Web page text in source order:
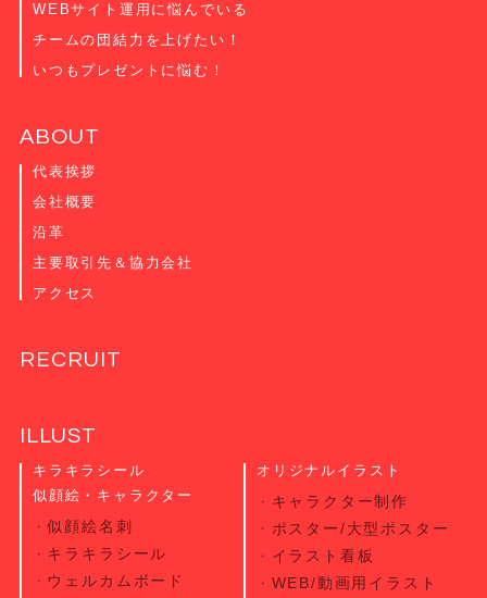
WEBサイト運用に悩んでいる
チームの団結力を上げたい！
いつもプレゼントに悩む！
ABOUT
代表挨拶
会社概要
沿革
主要取引先＆協力会社
アクセス
RECRUIT
ILLUST
キラキラシール
似顔絵・キャラクター
似顔絵名刺
キラキラシール
ウェルカムボード
オリジナルイラスト
キャラクター制作
ポスター/大型ポスター
イラスト看板
WEB/動画用イラスト